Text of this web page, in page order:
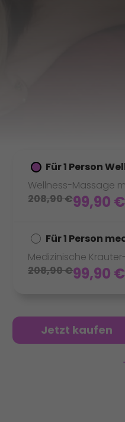
Für 1 Person
Wellness-Massage
208,90€99,90 €
Für 1 Person
Medizinische
208,90€99,90 €
Jetzt kaufen